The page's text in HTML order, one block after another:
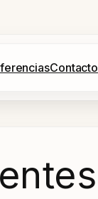
Contacto